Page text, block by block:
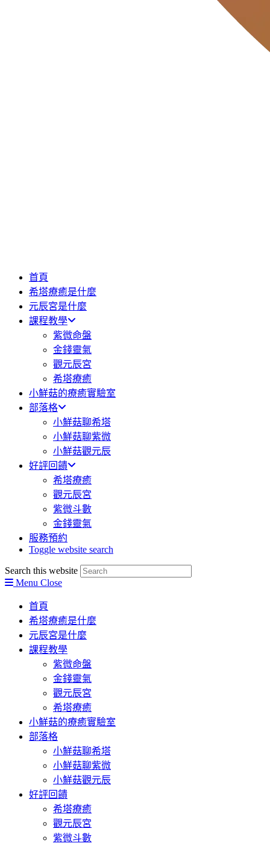
首頁
希塔療癒是什麼
元辰宮是什麼
課程教學
紫微命盤
金錢靈氣
觀元辰宮
希塔療癒
小鮮菇的療癒實驗室
部落格
小鮮菇聊希塔
小鮮菇聊紫微
小鮮菇觀元辰
好評回饋
希塔療癒
觀元辰宮
紫微斗數
金錢靈氣
服務預約
Toggle website search
Search this website
Menu Close
首頁
希塔療癒是什麼
元辰宮是什麼
課程教學
紫微命盤
金錢靈氣
觀元辰宮
希塔療癒
小鮮菇的療癒實驗室
部落格
小鮮菇聊希塔
小鮮菇聊紫微
小鮮菇觀元辰
好評回饋
希塔療癒
觀元辰宮
紫微斗數